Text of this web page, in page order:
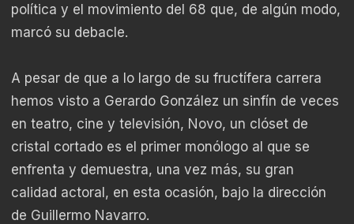
política y el movimiento del 68 que, de algún modo,
marcó su debacle.
A pesar de que a lo largo de su fructífera carrera
hemos visto a Gerardo González un sinfín de veces
en teatro, cine y televisión, Novo, un clóset de
cristal cortado es el primer monólogo al que se
enfrenta y demuestra, una vez más, su gran
calidad actoral, en esta ocasión, bajo la dirección
de Guillermo Navarro.